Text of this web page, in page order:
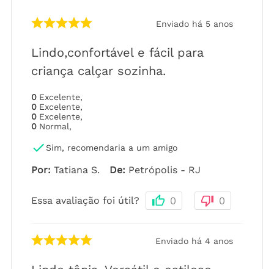
Enviado há 5 anos
Lindo,confortável e fácil para
criança calçar sozinha.
0 Excelente,
0 Excelente,
0 Excelente,
0 Normal,
Sim, recomendaria a um amigo
Por: Tatiana S. De: Petrópolis - RJ
Essa avaliação foi útil? 0 0
Enviado há 4 anos